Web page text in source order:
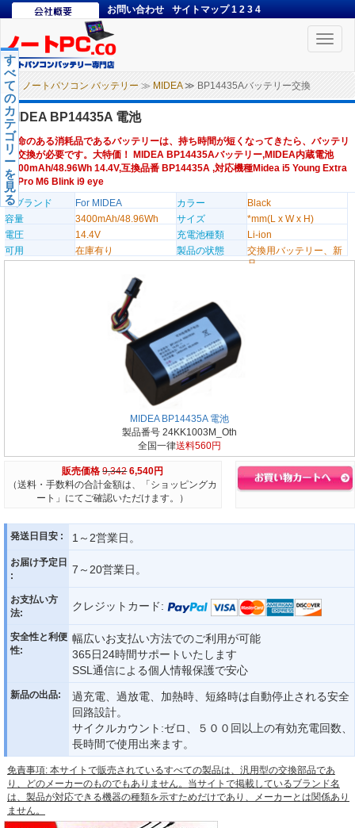
お問い合わせ サイトマップ 1 2 3 4
Toggle
ノートパソコン バッテリー ≫ MIDEA≫ BP14435Aバッテリー交換
す
べ
て
の
カ
テ
ゴ
リ
ー
を
見
る
MIDEA BP14435A 電池
寿命のある消耗品であるバッテリーは、持ち時間が短くなってきたら、バッテリ
ー交換が必要です。大特価！ MIDEA BP14435Aバッテリー,MIDEA内蔵電池
3400mAh/48.96Wh 14.4V,互換品番 BP14435A ,対応機種Midea i5 Young Extra
i5 Pro M6 Blink i9 eye
のブランド
For MIDEA カラー
Black
容量
3400mAh/48.96Wh サイズ
*mm(L x W x H)
電圧
14.4V 充電池種類
Li-ion
可用
在庫有り 製品の状態
交換用バッテリー、新
品
MIDEA BP14435A 電池
製品番号 24KK1003M_Oth
全国一律送料560円
販売価格 9,342 6,540円
（送料・手数料の合計金額は、「ショッピングカ
ート」にてご確認いただけます。）
発送日目安 : 1～2営業日。
お届け予定日
:
7～20営業日。
お支払い方
法:
クレジットカード:
安全性と利便
性:
幅広いお支払い方法でのご利用が可能
365日24時間サポートいたします
SSL通信による個人情報保護で安心
新品の出品:
過充電、過放電、加熱時、短絡時は自動停止される安全
回路設計。
サイクルカウント:ゼロ、５００回以上の有効充電回数、
長時間で使用出来ます。
免責事項: 本サイトで販売されているすべての製品は、汎用型の交換部品であ
り、どのメーカーのものでもありません。当サイトで掲載しているブランド名
は、製品が対応できる機器の種類を示すためだけであり、メーカーとは関係あり
ません。